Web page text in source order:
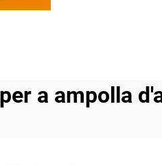
a ampolla